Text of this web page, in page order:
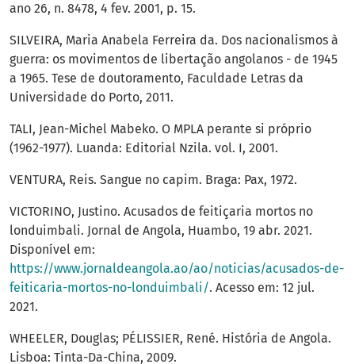
ano 26, n. 8478, 4 fev. 2001, p. 15.
SILVEIRA, Maria Anabela Ferreira da. Dos nacionalismos à
guerra: os movimentos de libertação angolanos - de 1945
a 1965. Tese de doutoramento, Faculdade Letras da
Universidade do Porto, 2011.
TALI, Jean-Michel Mabeko. O MPLA perante si próprio
(1962-1977). Luanda: Editorial Nzila. vol. I, 2001.
VENTURA, Reis. Sangue no capim. Braga: Pax, 1972.
VICTORINO, Justino. Acusados de feitiçaria mortos no
londuimbali. Jornal de Angola, Huambo, 19 abr. 2021.
Disponível em:
https://www.jornaldeangola.ao/ao/noticias/acusados-de-
feiticaria-mortos-no-londuimbali/. Acesso em: 12 jul.
2021.
WHEELER, Douglas; PÉLISSIER, René. História de Angola.
Lisboa: Tinta-Da-China, 2009.